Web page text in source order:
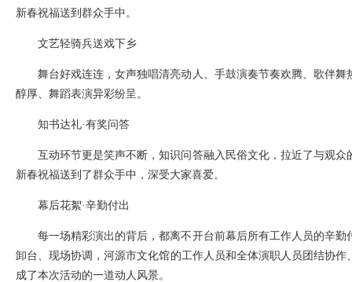
新春祝福送到群众手中。
文艺轻骑兵送戏下乡
舞台好戏连连，女声独唱清亮动人、手鼓演奏节奏欢腾、歌伴
醇厚、舞蹈表演异彩纷呈。
知书达礼·有奖问答
互动环节更是笑声不断，知识问答融入民俗文化，拉近了与观
新春祝福送到了群众手中，深受大家喜爱。
幕后花絮·辛勤付出
每一场精彩演出的背后，都离不开台前幕后所有工作人员的辛
卸台、现场协调，河源市文化馆的工作人员和全体演职人员团结协
成了本次活动的一道动人风景。